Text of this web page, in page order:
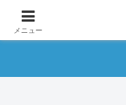
メニュー